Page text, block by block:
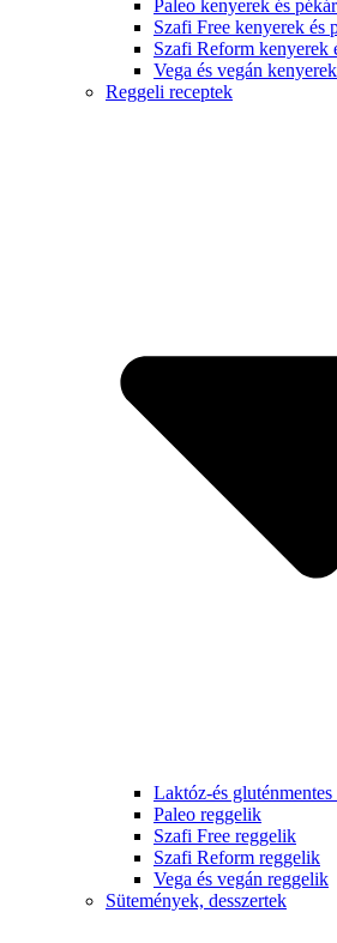
Paleo kenyerek és
Szafi Free kenyerek és
Szafi Reform kenyerek
Vega és vegán
Reggeli receptek
Laktóz-és
Paleo reggelik
Szafi Free reggelik
Szafi Reform reggelik
Vega és vegán reggelik
Sütemények, desszertek